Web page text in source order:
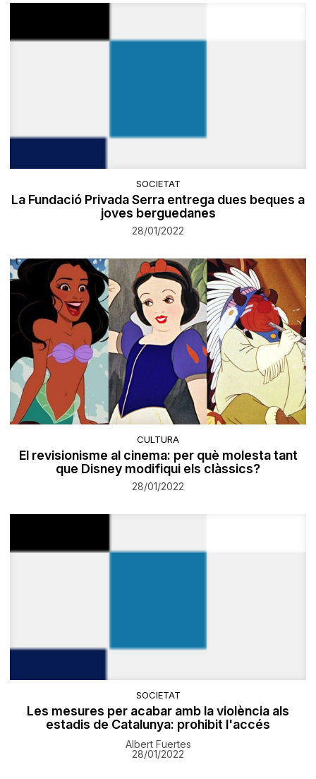
SOCIETAT
La Fundació Privada Serra entrega dues beques a
joves berguedanes
28/01/2022
CULTURA
El revisionisme al cinema: per què molesta tant
que Disney modifiqui els clàssics?
28/01/2022
SOCIETAT
Les mesures per acabar amb la violència als
estadis de Catalunya: prohibit l'accés
Albert Fuertes
28/01/2022